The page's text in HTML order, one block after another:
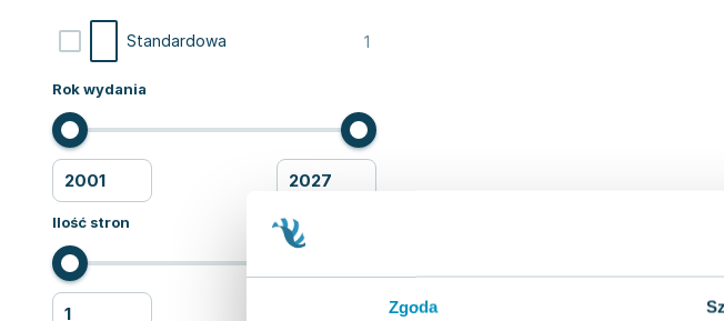
Zgoda
Standardowa 1
Rok wydania
Ilość stron